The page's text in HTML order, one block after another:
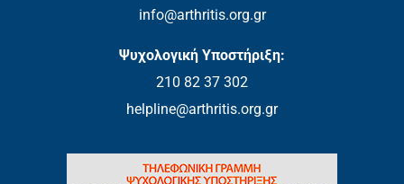
info@arthritis.org.gr
Ψυχολογική Υποστήριξη:
210 82 37 302
helpline@arthritis.org.gr